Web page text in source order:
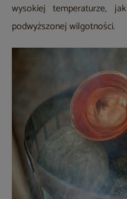
wysokiej temperaturze,
podwyższonej wilgotności.